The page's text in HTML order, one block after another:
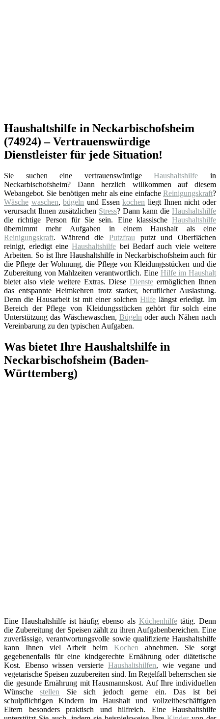
Haushaltshilfe in Neckarbischofsheim
(74924) – Vertrauenswürdige
Dienstleister für jede Situation!
Sie suchen eine vertrauenswürdigeHaushaltshilfe in
Neckarbischofsheim? Dann herzlich willkommen auf diesem
Webangebot. Sie benötigen mehr als eine einfache Reinigungskraft?
Wäsche waschen,bügeln und Essenkochen liegt Ihnen nicht oder
verursacht Ihnen zusätzlichen Stress? Dann kann die Haushaltshilfe
die richtige Person für Sie sein. Eine klassische Haushaltshilfe
übernimmt mehr Aufgaben in einem Haushalt als eine
Reinigungskraft. Während die Putzfrau putzt und Oberflächen
reinigt, erledigt eineHaushaltshilfe bei Bedarf auch viele weitere
Arbeiten. So ist Ihre Haushaltshilfe in Neckarbischofsheim auch für
die Pflege der Wohnung, die Pflege von Kleidungsstücken und die
Zubereitung von Mahlzeiten verantwortlich. Eine Hilfe im Haushalt
bietet also viele weitere Extras. DieseDienste ermöglichen Ihnen
das entspannte Heimkehren trotz starker, beruflicher Auslastung.
Denn die Hausarbeit ist mit einer solchen Hilfe längst erledigt. Im
Bereich der Pflege von Kleidungsstücken gehört für solch eine
Unterstützung das Wäschewaschen, Bügeln oder auch Nähen nach
Vereinbarung zu den typischen Aufgaben.
Was bietet Ihre Haushaltshilfe in
Neckarbischofsheim (Baden-
Württemberg)
Eine Haushaltshilfe ist häufig ebenso als Küchenhilfetätig. Denn
die Zubereitung der Speisen zählt zu ihren Aufgabenbereichen. Eine
zuverlässige, verantwortungsvolle sowie qualifizierte Haushaltshilfe
kann Ihnen viel Arbeit beim Kochen abnehmen. Sie sorgt
gegebenenfalls für eine kindgerechte Ernährung oder diätetische
Kost. Ebenso wissen versierte Haushaltshilfen, wie vegane und
vegetarische Speisen zuzubereiten sind. Im Regelfall beherrschen sie
die gesunde Ernährung mit Hausmannskost. Auf Ihre individuellen
Wünschestellen Sie sich jedoch gerne ein. Das ist bei
schulpflichtigen Kindern im Haushalt und vollzeitbeschäftigten
Eltern besonders praktisch und hilfreich. Eine Haushaltshilfe